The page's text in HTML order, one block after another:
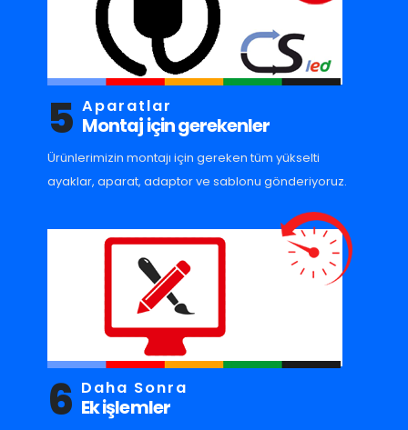
5 Aparatlar
Montaj için gerekenler
Ürünlerimizin montajı için gereken tüm yükselti
ayaklar, aparat, adaptor ve sablonu gönderiyoruz.
6 Daha Sonra
Ek işlemler